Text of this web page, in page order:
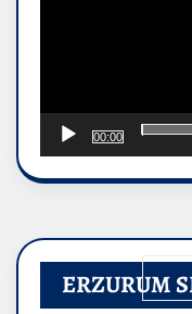
00:00
ERZURUM